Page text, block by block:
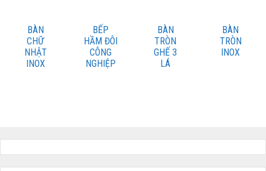
BÀN
CHỮ
NHẬT
INOX
BẾP
HẦM ĐÔI
CÔNG
NGHIỆP
BÀN
TRÒN
GHẾ 3
LÁ
BÀN
TRÒN
INOX